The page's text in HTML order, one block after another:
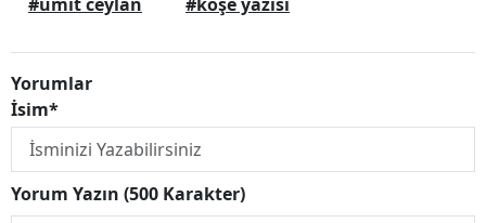
Yorumlar
İsim*
Yorum Yazın (500 Karakter)